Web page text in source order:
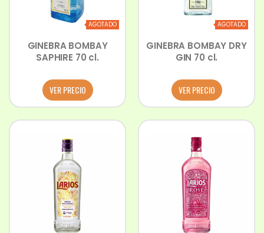
AGOTADO
GINEBRA BOMBAY
SAPHIRE 70 cl.
VER PRECIO
AGOTADO
GINEBRA BOMBAY DRY
GIN 70 cl.
VER PRECIO